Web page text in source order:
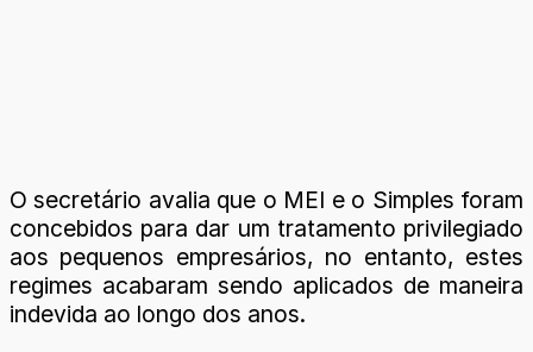
O secretário avalia que o MEI e o Simples foram
concebidos para dar um tratamento privilegiado
aos pequenos empresários, no entanto, estes
regimes acabaram sendo aplicados de maneira
indevida ao longo dos anos.